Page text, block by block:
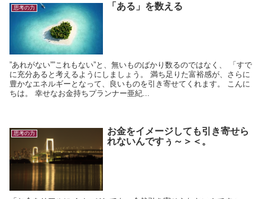
思考の力 「ある」を数える
”あれがない””これもない”と、無いものばかり数るのではなく、 「すで
に充分あると考えるようにしましょう。 満ち足りた富裕感が、さらに
豊かなエネルギーとなって、良いものを引き寄せてくれます。 こんに
ちは。 幸せなお金持ちプランナー亜紀...
思考の力
お金をイメージしても引き寄せら
れないんですぅ～＞＜。